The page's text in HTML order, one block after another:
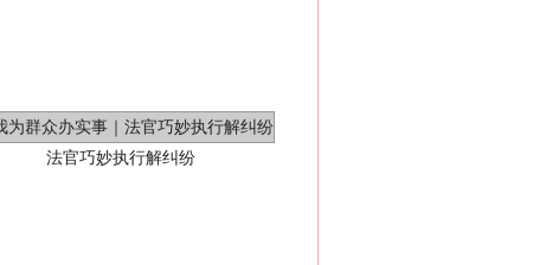
法官巧妙执行解纠纷